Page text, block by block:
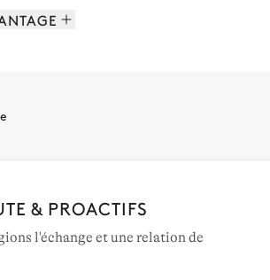
& PROACTIFS
l'échange et une relation de